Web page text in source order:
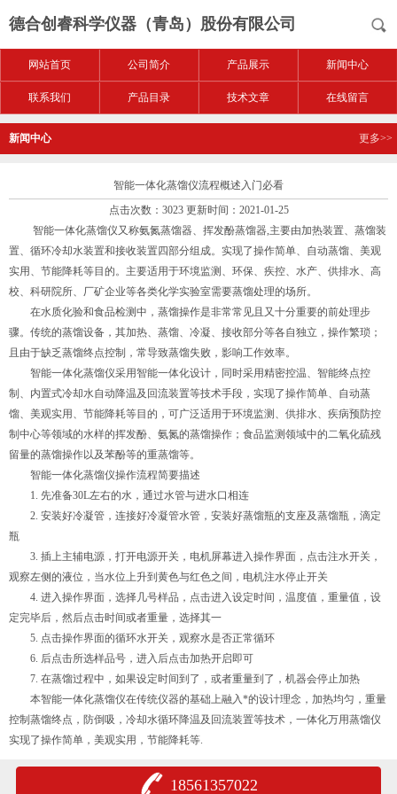
德合创睿科学仪器（青岛）股份有限公司
网站首页 公司简介 产品展示 新闻中心
联系我们 产品目录 技术文章 在线留言
新闻中心 更多>>
智能一体化蒸馏仪流程概述入门必看
点击次数：3023 更新时间：2021-01-25
智能一体化蒸馏仪又称氨氮蒸馏器、挥发酚蒸馏器,主要由加热装置、蒸馏装
置、循环冷却水装置和接收装置四部分组成。实现了操作简单、自动蒸馏、美观
实用、节能降耗等目的。主要适用于环境监测、环保、疾控、水产、供排水、高
校、科研院所、厂矿企业等各类化学实验室需要蒸馏处理的场所。
在水质化验和食品检测中，蒸馏操作是非常常见且又十分重要的前处理步
骤。传统的蒸馏设备，其加热、蒸馏、冷凝、接收部分等各自独立，操作繁琐；
且由于缺乏蒸馏终点控制，常导致蒸馏失败，影响工作效率。
智能一体化蒸馏仪采用智能一体化设计，同时采用精密控温、智能终点控
制、内置式冷却水自动降温及回流装置等技术手段，实现了操作简单、自动蒸
馏、美观实用、节能降耗等目的，可广泛适用于环境监测、供排水、疾病预防控
制中心等领域的水样的挥发酚、氨氮的蒸馏操作；食品监测领域中的二氧化硫残
留量的蒸馏操作以及苯酚等的重蒸馏等。
智能一体化蒸馏仪操作流程简要描述
1. 先准备30L左右的水，通过水管与进水口相连
2. 安装好冷凝管，连接好冷凝管水管，安装好蒸馏瓶的支座及蒸馏瓶，滴定
瓶
3. 插上主辅电源，打开电源开关，电机屏幕进入操作界面，点击注水开关，
观察左侧的液位，当水位上升到黄色与红色之间，电机注水停止开关
4. 进入操作界面，选择几号样品，点击进入设定时间，温度值，重量值，设
定完毕后，然后点击时间或者重量，选择其一
5. 点击操作界面的循环水开关，观察水是否正常循环
6. 后点击所选样品号，进入后点击加热开启即可
7. 在蒸馏过程中，如果设定时间到了，或者重量到了，机器会停止加热
本智能一体化蒸馏仪在传统仪器的基础上融入*的设计理念，加热均匀，重量
控制蒸馏终点，防倒吸，冷却水循环降温及回流装置等技术，一体化万用蒸馏仪
实现了操作简单，美观实用，节能降耗等.
18561357022